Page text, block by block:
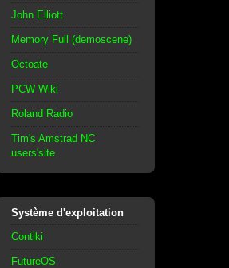
John Elliott
Memory Full (demoscene)
Octoate
PCW Wiki
Roland Radio
Tim's Amstrad NC
users'site
Système d'exploitation
Contiki
FutureOS